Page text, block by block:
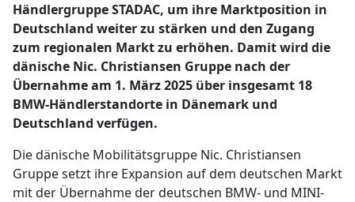
Händlergruppe STADAC, um ihre Marktposition in
Deutschland weiter zu stärken und den Zugang
zum regionalen Markt zu erhöhen. Damit wird die
dänische Nic. Christiansen Gruppe nach der
Übernahme am 1. März 2025 über insgesamt 18
BMW-Händlerstandorte in Dänemark und
Deutschland verfügen.
Die dänische Mobilitätsgruppe Nic. Christiansen
Gruppe setzt ihre Expansion auf dem deutschen Markt
mit der Übernahme der deutschen BMW- und MINI-